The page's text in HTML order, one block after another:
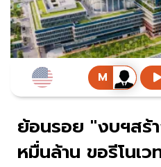
ย้อนรอย "งบฯสร้
หมื่นล้าน ขอรีโนเ